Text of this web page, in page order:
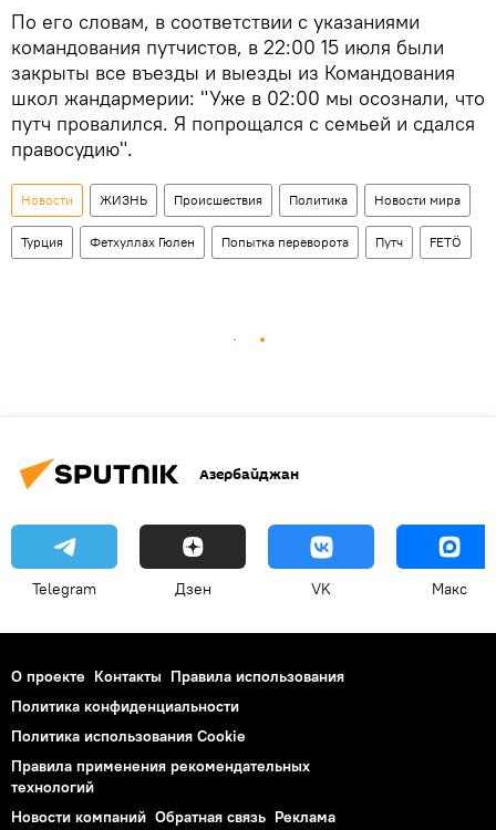
По его словам, в соответствии с указаниями
командования путчистов, в 22:00 15 июля были
закрыты все въезды и выезды из Командования
школ жандармерии: "Уже в 02:00 мы осознали, что
путч провалился. Я попрощался с семьей и сдался
правосудию".
Новости ЖИЗНЬ Происшествия Политика Новости мира
Турция Фетхуллах Гюлен Попытка переворота Путч FETÖ
Азербайджан
Telegram Дзен VK Макс
О проекте Контакты Правила использования
Политика конфиденциальности
Политика использования Cookie
Правила применения рекомендательных
технологий
Новости компаний Обратная связь Реклама